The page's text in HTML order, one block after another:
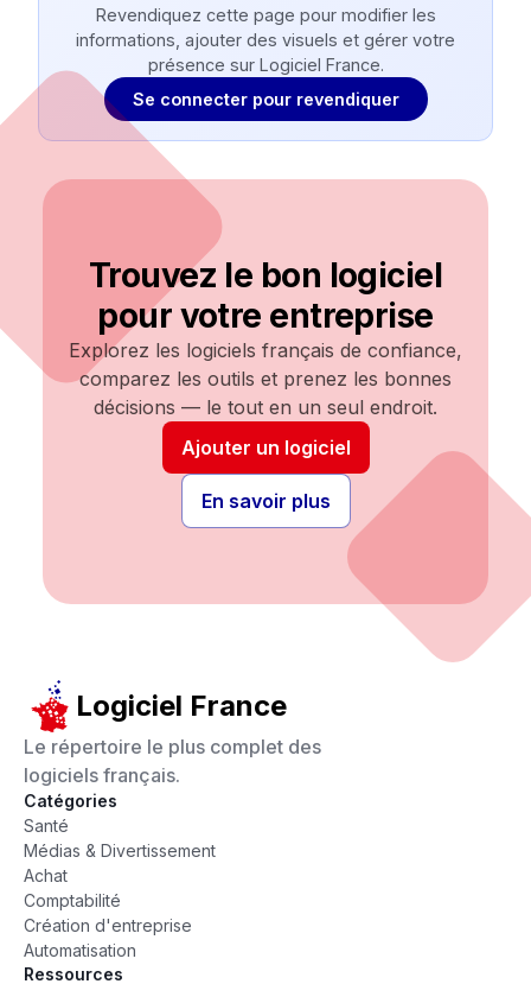
Revendiquez cette page pour modifier les
informations, ajouter des visuels et gérer votre
présence sur Logiciel France.
Se connecter pour revendiquer
Trouvez le bon logiciel
pour votre entreprise
Explorez les logiciels français de confiance,
comparez les outils et prenez les bonnes
décisions — le tout en un seul endroit.
Ajouter un logiciel
En savoir plus
Logiciel France
Le répertoire le plus complet des
logiciels français.
Catégories
Santé
Médias & Divertissement
Achat
Comptabilité
Création d'entreprise
Automatisation
Ressources